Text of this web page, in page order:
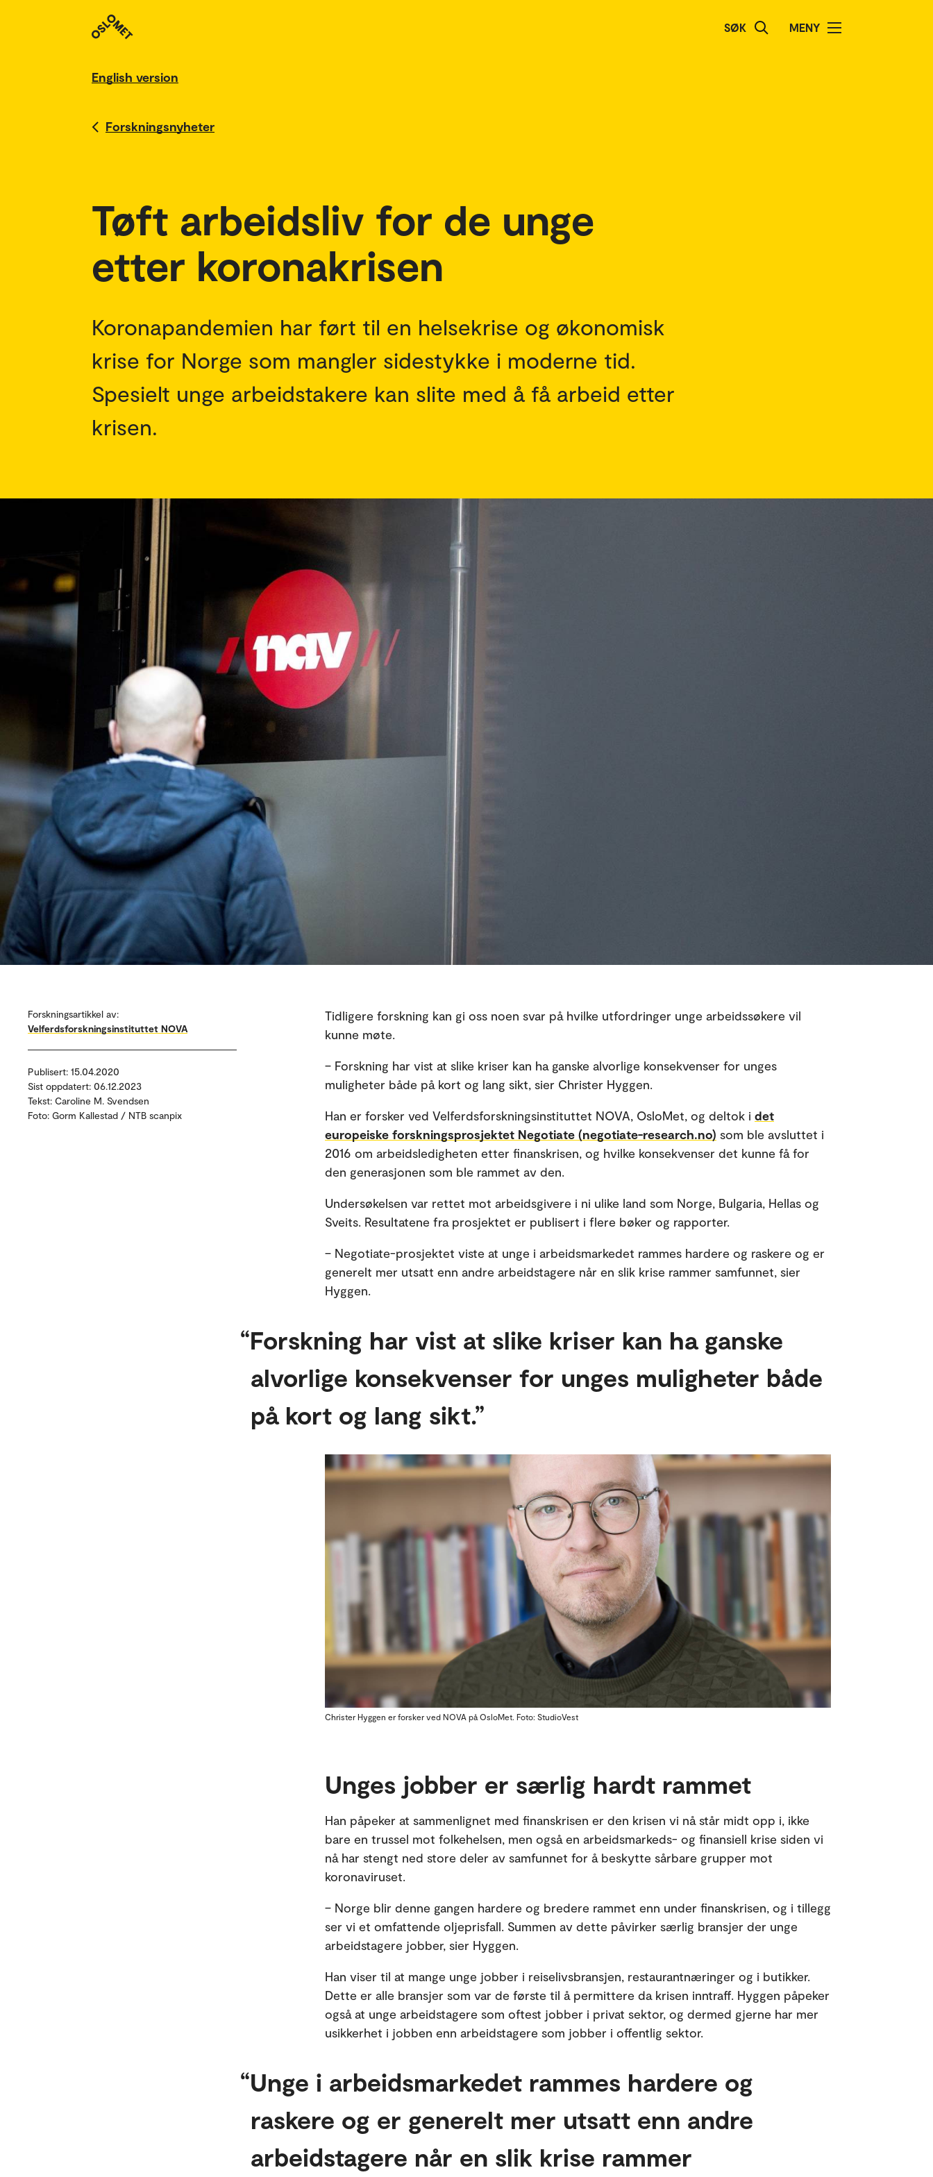
SØK MENY
English version
Forskningsnyheter
Tøft arbeidsliv for de unge
etter koronakrisen
Koronapandemien har ført til en helsekrise og økonomisk
krise for Norge som mangler sidestykke i moderne tid.
Spesielt unge arbeidstakere kan slite med å få arbeid etter
krisen.
Forskningsartikkel av:
Velferdsforskningsinstituttet NOVA
Publisert: 15.04.2020
Sist oppdatert: 06.12.2023
Tekst: Caroline M. Svendsen
Foto: Gorm Kallestad / NTB scanpix
Tidligere forskning kan gi oss noen svar på hvilke utfordringer unge arbeidssøkere vil
kunne møte.
– Forskning har vist at slike kriser kan ha ganske alvorlige konsekvenser for unges
muligheter både på kort og lang sikt, sier Christer Hyggen.
Han er forsker ved Velferdsforskningsinstituttet NOVA, OsloMet, og deltok i det
europeiske forskningsprosjektet Negotiate (negotiate-research.no) som ble avsluttet i
2016 om arbeidsledigheten etter finanskrisen, og hvilke konsekvenser det kunne få for
den generasjonen som ble rammet av den.
Undersøkelsen var rettet mot arbeidsgivere i ni ulike land som Norge, Bulgaria, Hellas og
Sveits. Resultatene fra prosjektet er publisert i flere bøker og rapporter.
– Negotiate-prosjektet viste at unge i arbeidsmarkedet rammes hardere og raskere og er
generelt mer utsatt enn andre arbeidstagere når en slik krise rammer samfunnet, sier
Hyggen.
Forskning har vist at slike kriser kan ha ganske
alvorlige konsekvenser for unges muligheter både
på kort og lang sikt.
Christer Hyggen er forsker ved NOVA på OsloMet. Foto: StudioVest
Unges jobber er særlig hardt rammet
Han påpeker at sammenlignet med finanskrisen er den krisen vi nå står midt opp i, ikke
bare en trussel mot folkehelsen, men også en arbeidsmarkeds- og finansiell krise siden vi
nå har stengt ned store deler av samfunnet for å beskytte sårbare grupper mot
koronaviruset.
– Norge blir denne gangen hardere og bredere rammet enn under finanskrisen, og i tillegg
ser vi et omfattende oljeprisfall. Summen av dette påvirker særlig bransjer der unge
arbeidstagere jobber, sier Hyggen.
Han viser til at mange unge jobber i reiselivsbransjen, restaurantnæringer og i butikker.
Dette er alle bransjer som var de første til å permittere da krisen inntraff. Hyggen påpeker
også at unge arbeidstagere som oftest jobber i privat sektor, og dermed gjerne har mer
usikkerhet i jobben enn arbeidstagere som jobber i offentlig sektor.
Unge i arbeidsmarkedet rammes hardere og
raskere og er generelt mer utsatt enn andre
arbeidstagere når en slik krise rammer